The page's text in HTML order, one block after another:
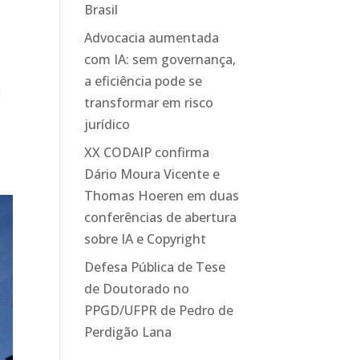
Brasil
Advocacia aumentada
com IA: sem governança,
a eficiência pode se
transformar em risco
jurídico
XX CODAIP confirma
Dário Moura Vicente e
Thomas Hoeren em duas
conferências de abertura
sobre IA e Copyright
Defesa Pública de Tese
de Doutorado no
PPGD/UFPR de Pedro de
Perdigão Lana